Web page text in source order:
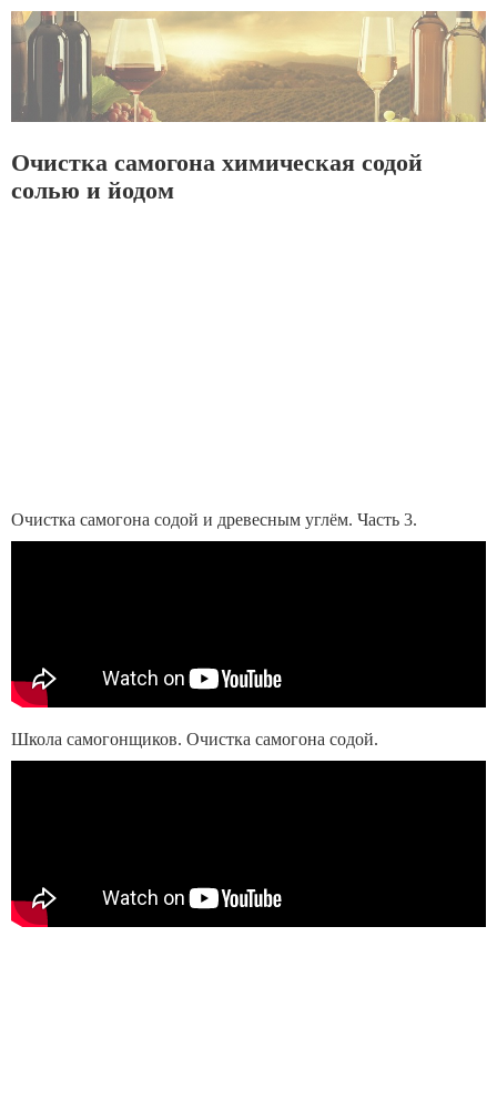
Очистка самогона химическая содой
солью и йодом
Очистка самогона содой и древесным углём. Часть 3.
Школа самогонщиков. Очистка самогона содой.